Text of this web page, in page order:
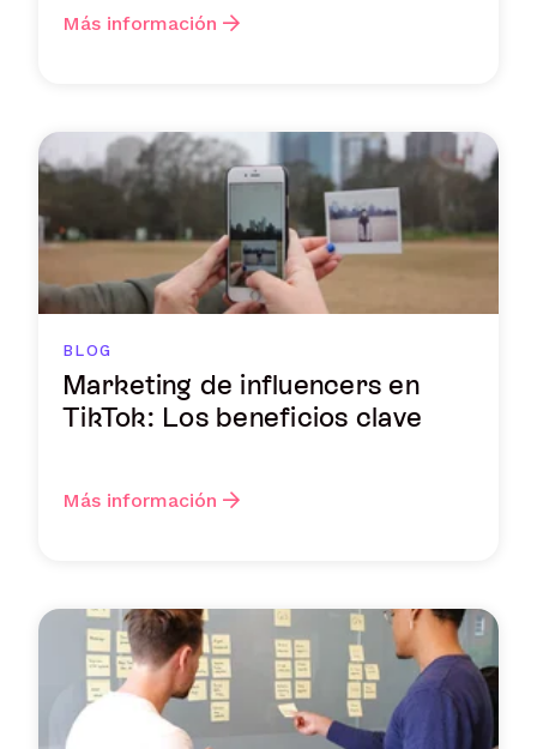
Más información
BLOG
Marketing de influencers en
TikTok: Los beneficios clave
Más información